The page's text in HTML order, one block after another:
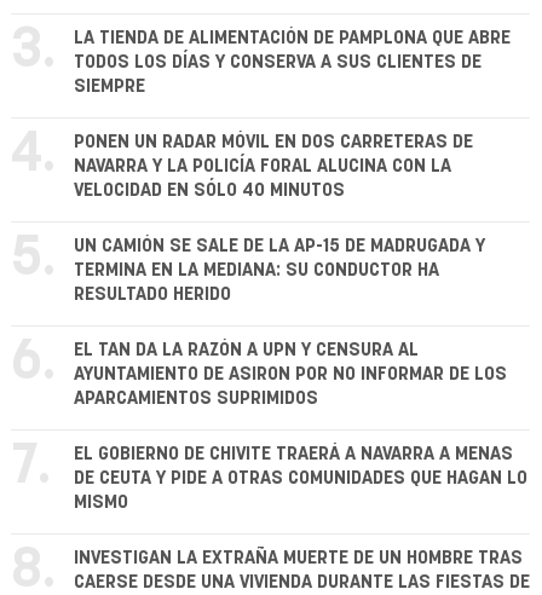
3.
LA TIENDA DE ALIMENTACIÓN DE PAMPLONA QUE ABRE
TODOS LOS DÍAS Y CONSERVA A SUS CLIENTES DE
SIEMPRE
4.
PONEN UN RADAR MÓVIL EN DOS CARRETERAS DE
NAVARRA Y LA POLICÍA FORAL ALUCINA CON LA
VELOCIDAD EN SÓLO 40 MINUTOS
5.
UN CAMIÓN SE SALE DE LA AP-15 DE MADRUGADA Y
TERMINA EN LA MEDIANA: SU CONDUCTOR HA
RESULTADO HERIDO
6.
EL TAN DA LA RAZÓN A UPN Y CENSURA AL
AYUNTAMIENTO DE ASIRON POR NO INFORMAR DE LOS
APARCAMIENTOS SUPRIMIDOS
7.
EL GOBIERNO DE CHIVITE TRAERÁ A NAVARRA A MENAS
DE CEUTA Y PIDE A OTRAS COMUNIDADES QUE HAGAN LO
MISMO
8.
INVESTIGAN LA EXTRAÑA MUERTE DE UN HOMBRE TRAS
CAERSE DESDE UNA VIVIENDA DURANTE LAS FIESTAS DE